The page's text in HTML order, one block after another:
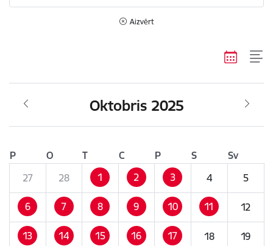
Aizvērt
Oktobris 2025
P O T C P S
Sv
27
28 1 2 3 4 5
6 7 8 9 10 11 12
13 14 15 16 17 18 19